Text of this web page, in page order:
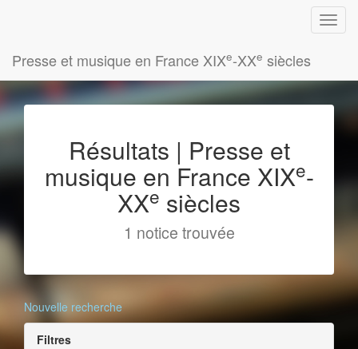
Presse et musique en France XIXe-XXe siècles
Résultats | Presse et
musique en France XIXe-
XXe siècles
1 notice trouvée
Nouvelle recherche
Filtres